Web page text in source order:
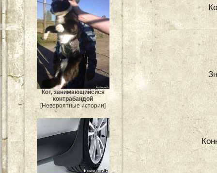
Кот, занимающийсйся
контрабандой
[Невероятные истории]